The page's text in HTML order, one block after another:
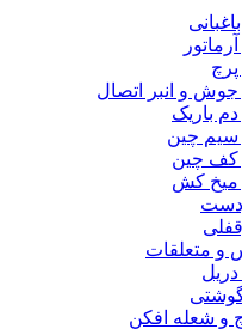
آرماتور
پرچ
جوش و انبر اتصال
دم باریک
سیم چین
کف چین
میخ کش
و متعلقات
دریل
و شعله افکن